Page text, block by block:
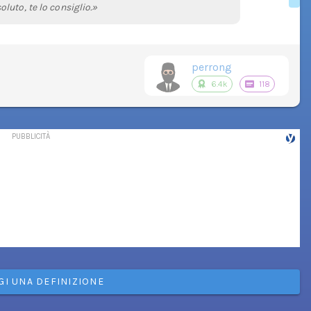
te lo consiglio.»
perrong
6.4k 118
UNA DEFINIZIONE